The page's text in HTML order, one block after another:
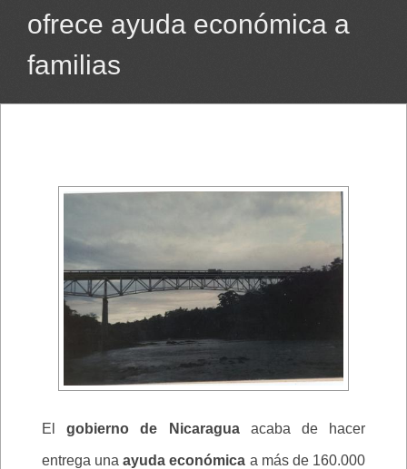
ofrece ayuda económica a
familias
Elgobierno de Nicaragua acaba de hacer
entrega unaayuda económica a más de 160.000